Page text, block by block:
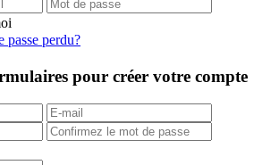
passe perdu?
pour créer votre compte